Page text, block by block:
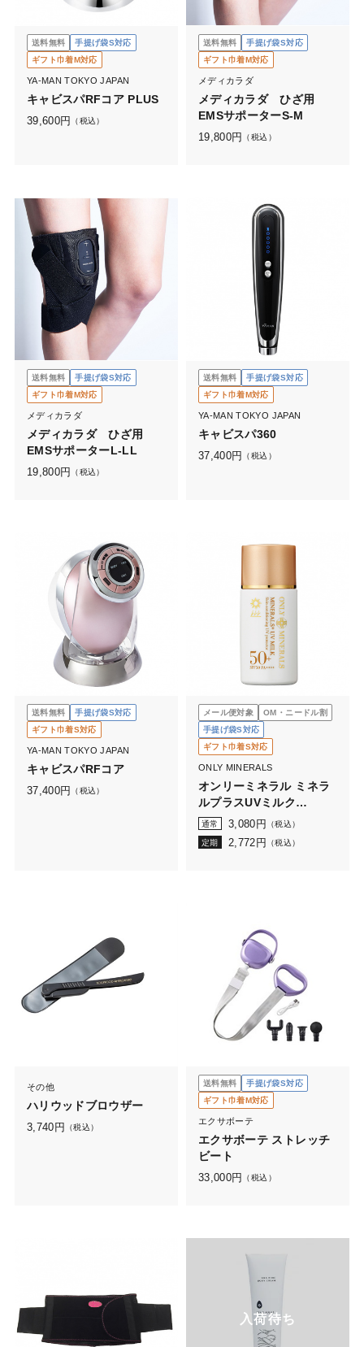
送料無料
手提げ袋S対応
ギフト巾着M対応
YA-MAN TOKYO JAPAN
キャビスパRFコア PLUS
39,600円 （税込）
送料無料
手提げ袋S対応
ギフト巾着M対応
メディカラダ
メディカラダ ひざ用
EMSサポーターS-M
19,800円 （税込）
送料無料
手提げ袋S対応
ギフト巾着M対応
メディカラダ
メディカラダ ひざ用
EMSサポーターL-LL
19,800円 （税込）
送料無料
手提げ袋S対応
ギフト巾着M対応
YA-MAN TOKYO JAPAN
キャビスパ360
37,400円 （税込）
送料無料
手提げ袋S対応
ギフト巾着S対応
YA-MAN TOKYO JAPAN
キャビスパRFコア
37,400円 （税込）
メール便対象
OM・ニードル割
手提げ袋S対応
ギフト巾着S対応
ONLY MINERALS
オンリーミネラル ミネラ
ルプラスUVミルク
(28mL)
通常 3,080 円 （税込）
定期 2,772 円 （税込）
その他
ハリウッドブロウザー
3,740 円 （税込）
送料無料
手提げ袋S対応
ギフト巾着M対応
エクサボーテ
エクサボーテ ストレッチ
ビート
33,000円 （税込）
入荷待ち